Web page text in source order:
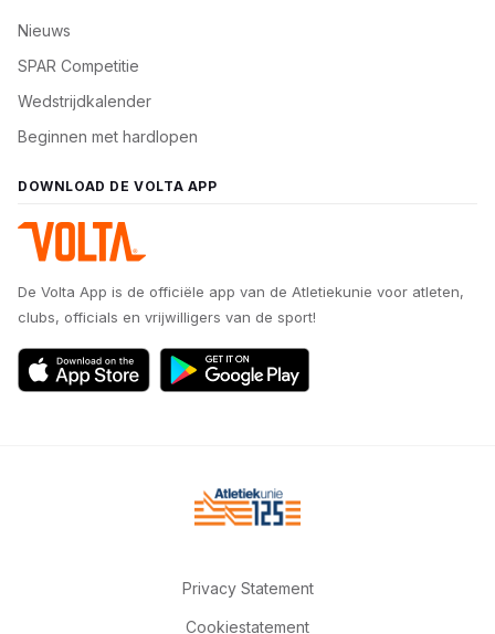
Nieuws
SPAR Competitie
Wedstrijdkalender
Beginnen met hardlopen
DOWNLOAD DE VOLTA APP
De Volta App is de officiële app van de Atletiekunie voor atleten,
clubs, officials en vrijwilligers van de sport!
Privacy Statement
Cookiestatement